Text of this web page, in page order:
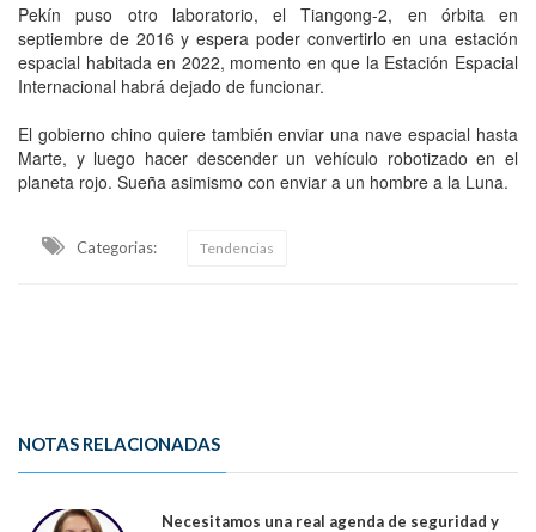
Pekín puso otro laboratorio, el Tiangong-2, en órbita en
septiembre de 2016 y espera poder convertirlo en una estación
espacial habitada en 2022, momento en que la Estación Espacial
Internacional habrá dejado de funcionar.
El gobierno chino quiere también enviar una nave espacial hasta
Marte, y luego hacer descender un vehículo robotizado en el
planeta rojo. Sueña asimismo con enviar a un hombre a la Luna.
Categorias: Tendencias
NOTAS RELACIONADAS
Necesitamos una real agenda de seguridad y